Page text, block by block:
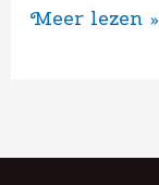
Meer lezen »